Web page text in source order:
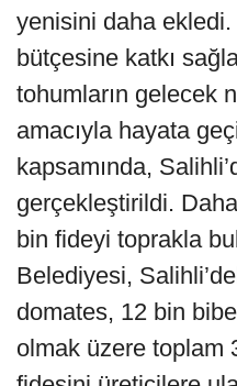
yenisini daha ekledi.
bütçesine katkı
tohumların gelecek
amacıyla hayata
kapsamında,
gerçekleştirildi.
bin fideyi toprakla
Belediyesi,
domates, 12 bin
olmak üzere toplam